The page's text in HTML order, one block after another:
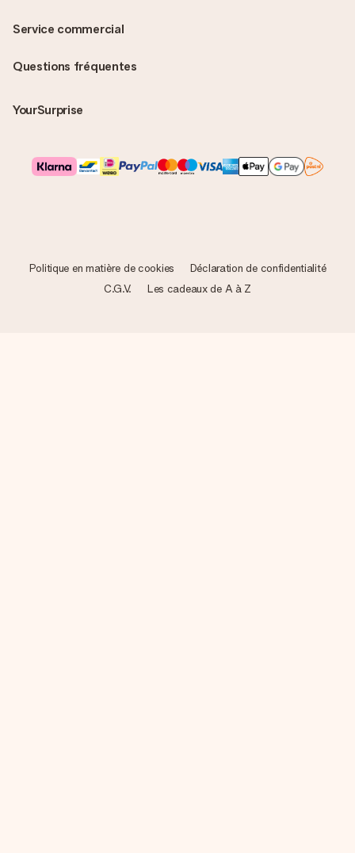
Questions fréquentes
YourSurprise
Service commercial
Politique en matière de cookies
Déclaration de confidentialité
C.G.V.
Les cadeaux de A à Z